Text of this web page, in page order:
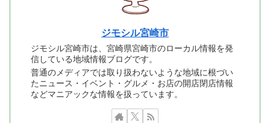
ジモシル宮崎市
ジモシル宮崎市は、宮崎県宮崎市のローカル情報を発
信している地域情報ブログです。
普通のメディアでは取り扱わないような地域に根づい
たニュース・イベント・グルメ・お店の開店閉店情報
などマニアックな情報を扱っています。